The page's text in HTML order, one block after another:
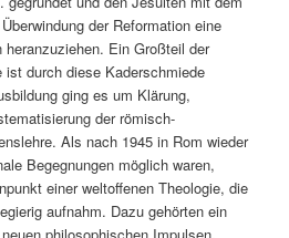
der Reformation eine
heranzuziehen. Ein Großteil der
durch diese Kaderschmiede
ging es um Klärung,
der römisch-
Als nach 1945 in Rom wieder
Begegnungen möglich waren,
einer weltoffenen Theologie, die
aufnahm. Dazu gehörten ein